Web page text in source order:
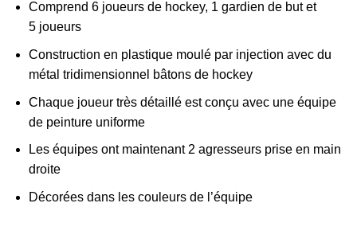
Comprend 6 joueurs de hockey, 1 gardien de but et
5 joueurs
Construction en plastique moulé par injection avec du
métal tridimensionnel bâtons de hockey
Chaque joueur très détaillé est conçu avec une équipe
de peinture uniforme
Les équipes ont maintenant 2 agresseurs prise en main
droite
Décorées dans les couleurs de l’équipe